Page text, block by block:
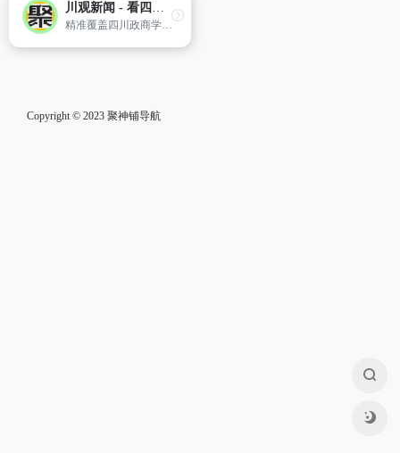
川观新闻 - 看四川，观天下
精准覆盖四川政商学界中高端人群，迅速成长为四川党政客户端和有影响力的区域外宣新平台。
Copyright © 2023 聚神铺导航